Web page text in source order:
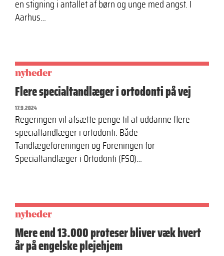
en stigning i antallet af børn og unge med angst. I
Aarhus…
nyheder
Flere specialtandlæger i ortodonti på vej
17.9.2024
Regeringen vil afsætte penge til at uddanne flere
specialtandlæger i ortodonti. Både
Tandlægeforeningen og Foreningen for
Specialtandlæger i Ortodonti (FSO)…
nyheder
Mere end 13.000 proteser bliver væk hvert
år på engelske plejehjem